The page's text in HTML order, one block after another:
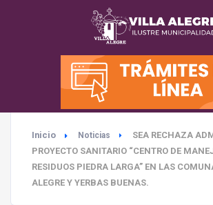
Inicio Noticias
SEA RECHAZA
PROYECTO SANITARIO “CENTRO DE
RESIDUOS PIEDRA LARGA” EN LAS
ALEGRE Y YERBAS BUENAS.